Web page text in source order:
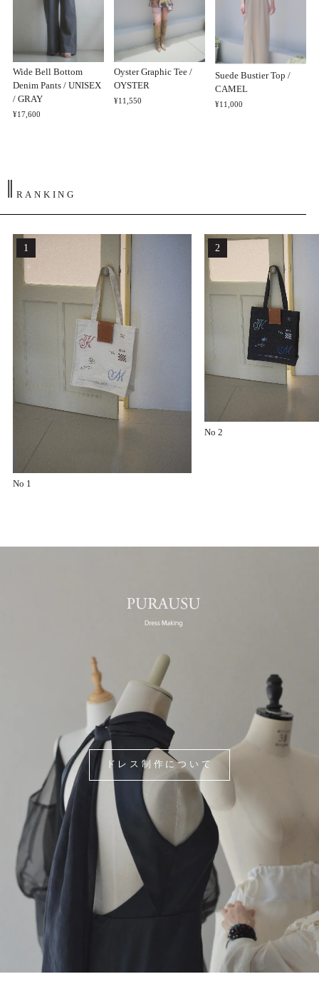
Wide Bell Bottom
Denim Pants / UNISEX
/ GRAY
¥17,600
Oyster Graphic Tee /
OYSTER
¥11,550
Suede Bustier Top /
CAMEL
¥11,000
‖ RANKING
No 1
No 2
ドレス制作について